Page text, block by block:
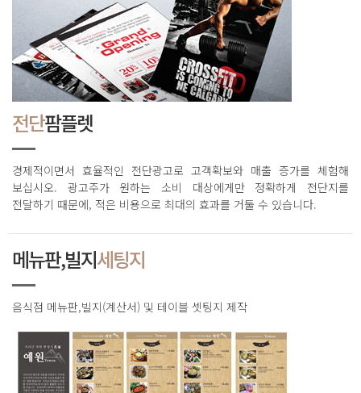
전단팜플렛
경제적이면서 효율적인 전단광고로 고객확보와 매출 증가를 체험해
보십시오. 광고주가 원하는 소비 대상에게만 정확하게 전단지를
전달하기 때문에, 적은 비용으로 최대의 효과를 거둘 수 있습니다.
메뉴판,빌지세팅지
음식점 메뉴판,빌지(계산서) 및 테이블 셋팅지 제작